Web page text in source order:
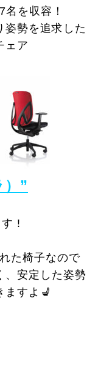
を収容！
姿勢を追求した
ェア
”
!
た椅子なので
、安定した姿勢
ますよ💺